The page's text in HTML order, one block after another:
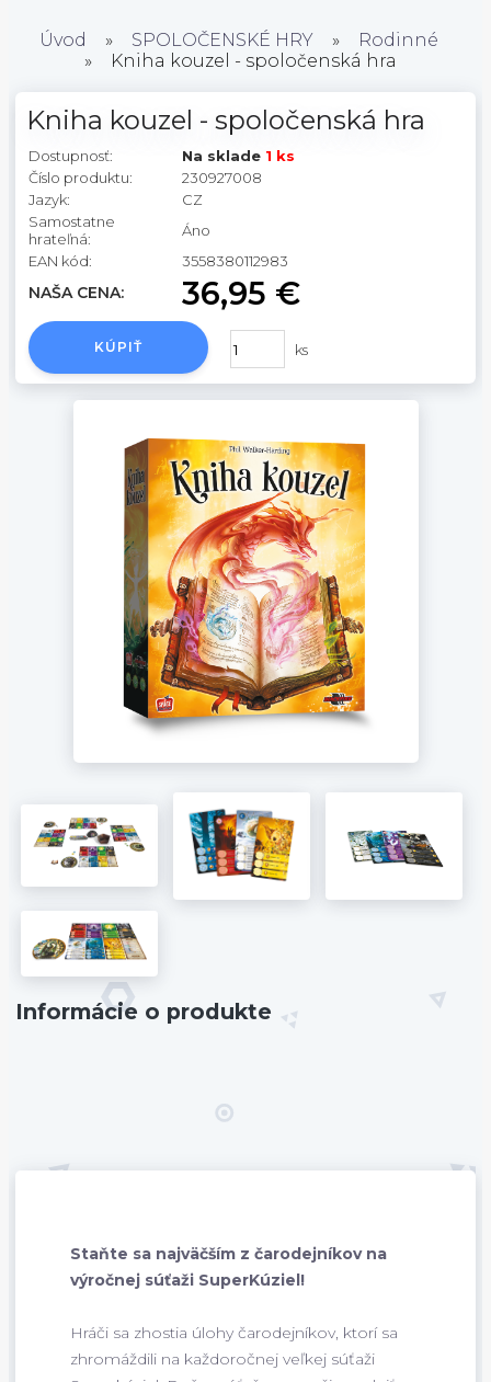
Úvod » SPOLOČENSKÉ HRY »
Rodinné
»
Kniha kouzel - spoločenská hra
Kniha kouzel - spoločenská hra
Dostupnosť: Na sklade 1 ks
Číslo produktu:
230927008
Jazyk:
CZ
Samostatne
hrateľná:
Áno
EAN kód:
3558380112983
NAŠA CENA: 36,95 €
ks
KÚPIŤ
Informácie o produkte
Staňte sa najväčším z čarodejníkov na
výročnej súťaži SuperKúziel!
Hráči sa zhostia úlohy čarodejníkov, ktorí sa
zhromáždili na každoročnej veľkej súťaži